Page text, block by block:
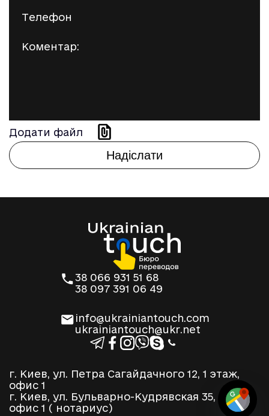
Додати файл
38 066 931 51 68
38 097 391 06 49
info@ukrainiantouch.com
ukrainiantouch@ukr.net
г. Киев, ул. Петра Сагайдачного 12, 1 этаж,
офис 1
г. Киев, ул. Бульварно-Кудрявская 35, 2 этаж,
офис 1 ( нотариус)